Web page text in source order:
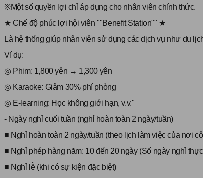
※Một số quyền lợi chỉ áp dụng cho nhân viên chính thức.
★ Chế độ phúc lợi hội viên ""Benefit Station"" ★
Là hệ thống giúp nhân viên sử dụng các dịch vụ như du
Ví dụ:
◎ Phim: 1,800 yên → 1,300 yên
◎ Karaoke: Giảm 30% phí phòng
◎ E-learning: Học không giới hạn, v.v."
- Ngày nghỉ cuối tuần (nghỉ hoàn toàn 2 ngày/tuần)
■ Nghỉ hoàn toàn 2 ngày/tuần (theo lịch làm việc của nơi
■ Nghỉ phép hàng năm: 10 đến 20 ngày (Số ngày nghỉ
■ Nghỉ lễ (khi có sự kiện đặc biệt)